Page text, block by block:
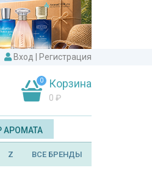
Вход Регистрация
0 Корзина
0 ₽
АРОМАТА
Z ВСЕ БРЕНДЫ